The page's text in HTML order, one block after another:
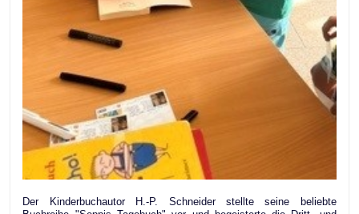
Der Kinderbuchautor H.-P. Schneider stellte seine beliebte